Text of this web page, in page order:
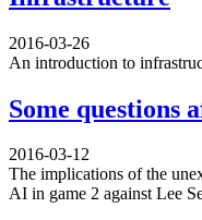
2016-03-26
An introduction to
Some questions
2016-03-12
The implications of the
AI in game 2 against Lee